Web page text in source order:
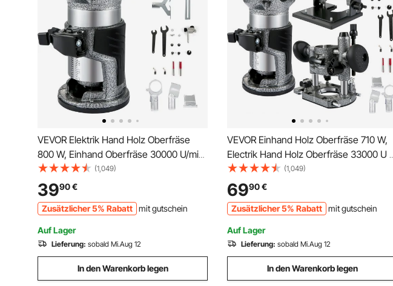
VEVOR Elektrik Hand Holz Oberfräse
800 W, Einhand Oberfräse 30000 U/min,
Holz Kantenfräse, 3 Spannzangen, Soft-
Start, Aluminiumlegierung,
Drehzahlregelung, Elektrische
Oberfräse Holzbearbeitung
(1,049)
3990€
Zusätzlicher 5% Rabatt mit gutschein
Auf Lager
Lieferung: sobald Mi.Aug 12
In den Warenkorb legen
VEVOR Einhand Holz Oberfräse 710 W,
Electrik Hand Holz Oberfräse 33000 U /
min, Feste Basis, Neigungsbasis,
Tauchbasis, 3 Spannzangen, Fräser
6,35 / 8 mm Inkl., Kurvenführung,
Kantenfräse
(1,049)
6990€
Zusätzlicher 5% Rabatt mit gutschein
Auf Lager
Lieferung: sobald Mi.Aug 12
In den Warenkorb legen